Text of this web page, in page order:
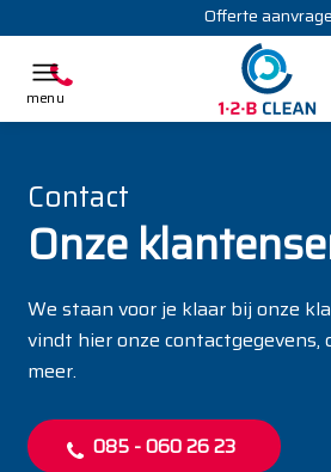
Offerte
Contact
Onze
We staan voor je klaar bij onze
vindt hier onze
meer.
085 - 060 26 23